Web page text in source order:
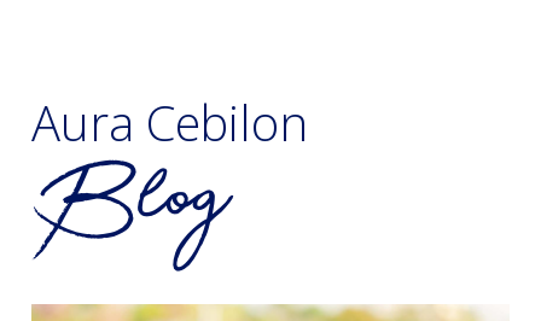
Aura Cebilon